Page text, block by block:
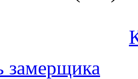
замерщика